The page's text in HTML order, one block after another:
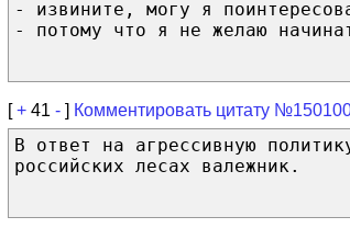
- извините, могу я
- потому что я не желаю
[+ 41 - ] Комментировать цитату
В ответ на агрессивную
российских лесах валежник.